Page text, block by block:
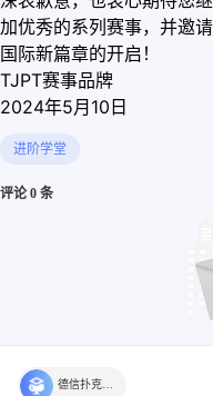
加优秀的系列赛事，并邀
国际新篇章的开启！
TJPT赛事品牌
2024年5月10日
进阶学堂
评论 0 条